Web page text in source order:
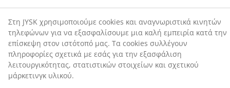
Το βαμβάκι προσδίδει μια απαλή και φυσική αίσθηση,
η οποία σας κρατά άνετους κατά τη διάρκεια της
νύχτας.
Βαμβακερό γέμισμα
Το βαμβάκι είναι ένα φυσικό και απαλό γέμισμα που
προσφέρει βελτιωμένη αναπνευσιμότητα. Βοηθά σε
ένα πιο άνετο περιβάλλον ύπνου.
επιλέξετε να ανακαλέσετε τη συγκατάθεσή σας
κάνοντας κλικ στο εικονίδιο του cookie. Κάνοντας κλικ
στην επιλογή «Αποδοχή όλων», συναινείτε και στους
τρεις σκοπούς. Διαβάστε περισσότερα σχετικά με τη
συλλογή και την επεξεργασία προσωπικών
δεδομένων και την πολιτική μας